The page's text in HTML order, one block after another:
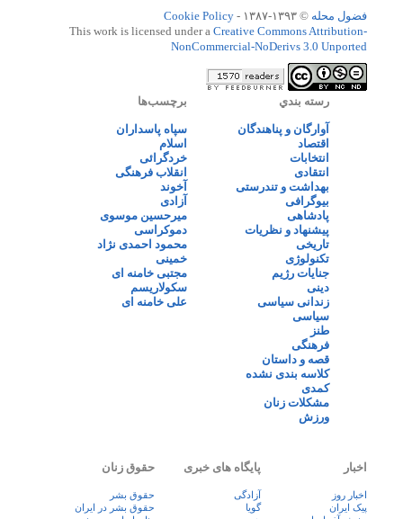
فضول محله © ۱۳۹۳-۱۳۸۷ -
Cookie Policy
This work is licensed under a Creative Commons Attribution-
NonCommercial-NoDerivs 3.0 Unported
رسته بندي
آوارگان و پناهندگان
اقتصاد
انتخابات
انتقادی
بهداشت و تندرستی
بیوگرافی
پادشاهی
پیشنهاد و نظریات
تاریخی
تکنولوژی
جنایات رژیم
دینی
زندانی سیاسی
سیاسی
طنز
فرهنگی
قصه و داستان
کلاسه بندی نشده
کمدی
مشکلات زنان
ورزش
برچسب‌ها
سپاه پاسداران
اسلام
خردگرائی
انقلاب فرهنگی
آخوند
آزادی
میرحسین موسوی
دموکراسی
محمود احمدی نژاد
خمینی
مجتبی خامنه ای
سکولاریسم
علی خامنه ای
اخبار
اخبار روز
پيک ايران
پایگاه های خبری
آزادگی
گویا
حقوق زنان
حقوق بشر
حقوق بشر در ایران